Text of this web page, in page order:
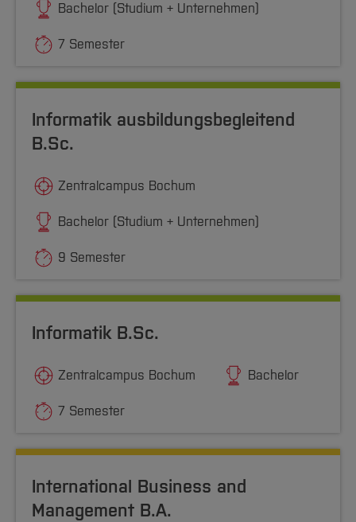
Bachelor (Studium + Unternehmen)
7 Semester
Informatik ausbildungsbegleitend
B.Sc.
Zentralcampus Bochum
Bachelor (Studium + Unternehmen)
9 Semester
Informatik B.Sc.
Zentralcampus Bochum Bachelor
7 Semester
International Business and
Management B.A.